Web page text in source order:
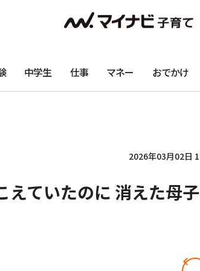
中学生 仕事 マネー おでかけ
2026年03月02日
ていたのに 消えた母